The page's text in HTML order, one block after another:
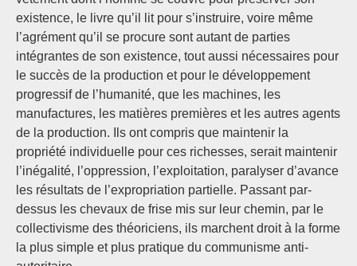
existence, le livre qu’il lit pour s’instruire, voire même
l’agrément qu’il se procure sont autant de parties
intégrantes de son existence, tout aussi nécessaires pour
le succès de la production et pour le développement
progressif de l’humanité, que les machines, les
manufactures, les matières premières et les autres agents
de la production. Ils ont compris que maintenir la
propriété individuelle pour ces richesses, serait maintenir
l’inégalité, l’oppression, l’exploitation, paralyser d’avance
les résultats de l’expropriation partielle. Passant par-
dessus les chevaux de frise mis sur leur chemin, par le
collectivisme des théoriciens, ils marchent droit à la forme
la plus simple et plus pratique du communisme anti-